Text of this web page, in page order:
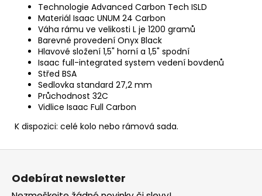
Technologie Advanced Carbon Tech ISLD
Materiál Isaac UNUM 24 Carbon
Váha rámu ve velikosti L je 1200 gramů
Barevné provedení Onyx Black
Hlavové složení 1,5" horní a 1,5" spodní
Isaac full-integrated system vedení bovdenů
Střed BSA
Sedlovka standard 27,2 mm
Průchodnost 32C
Vidlice Isaac Full Carbon
K dispozici: celé kolo nebo rámová sada.
Z
Odebírat newsletter